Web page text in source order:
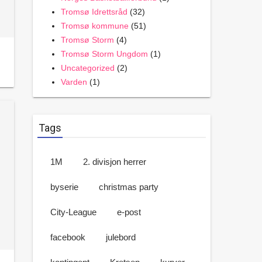
Tromsø Idrettsråd (32)
Tromsø kommune (51)
Tromsø Storm (4)
Tromsø Storm Ungdom (1)
Uncategorized (2)
Varden (1)
Tags
1M 2. divisjon herrer
byserie christmas party
City-League e-post
facebook julebord